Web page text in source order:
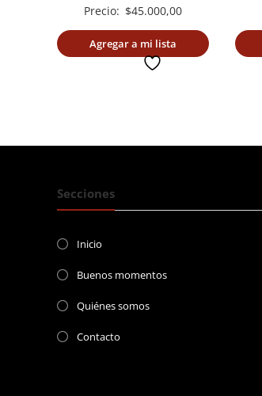
Precio: $45.000,00
Agregar a mi lista
Secciones
Inicio
Buenos momentos
Quiénes somos
Contacto